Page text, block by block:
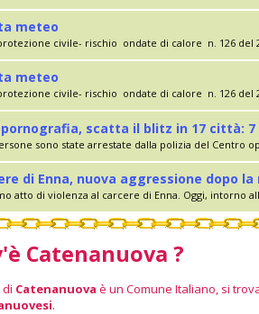
meteo
civile- rischio ondate di calore n. 126 del
meteo
civile- rischio ondate di calore n. 126 del
scatta il blitz in 17 città:
sono state arrestate dalla polizia del Centro
di Enna, nuova aggressione dopo
atto di violenza al carcere di Enna. Oggi, intorno
Catenanuova ?
di Catenanuova è un Comune Italiano, si
.